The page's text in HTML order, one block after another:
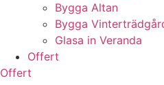
Bygga Altan
Bygga
Glasa in Veranda
Offert
Offert